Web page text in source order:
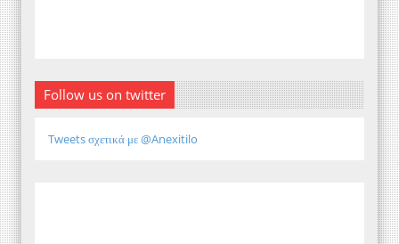
Follow us on twitter
Tweets σχετικά με @Anexitilo